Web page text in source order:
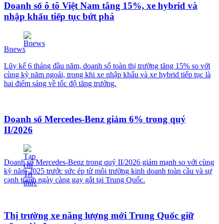
Doanh số ô tô Việt Nam tăng 15%, xe hybrid và
nhập khẩu tiếp tục bứt phá
Bnews
Lũy kế 6 tháng đầu năm, doanh số toàn thị trường tăng 15% so với
cùng kỳ năm ngoái, trong khi xe nhập khẩu và xe hybrid tiếp tục là
hai điểm sáng về tốc độ tăng trưởng.
Doanh số Mercedes-Benz giảm 6% trong quý
II/2026
Doanh số Mercedes-Benz trong quý II/2026 giảm mạnh so với cùng
kỳ năm 2025 trước sức ép từ môi trường kinh doanh toàn cầu và sự
cạnh tranh ngày càng gay gắt tại Trung Quốc.
Thị trường xe năng lượng mới Trung Quốc giữ